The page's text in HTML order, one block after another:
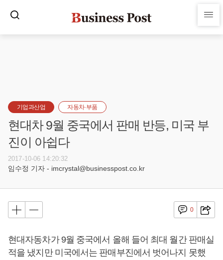
기업과산업 자동차·부품
현대차 9월 중국에서 판매 반등, 미국 부
진이 아쉽다
2017-10-06 14:20:32
임수정 기자 - imcrystal@businesspost.co.kr
0
현대자동차가 9월 중국에서 올해 들어 최대 월간 판매실
적을 냈지만 미국에서는 판매부진에서 벗어나지 못했